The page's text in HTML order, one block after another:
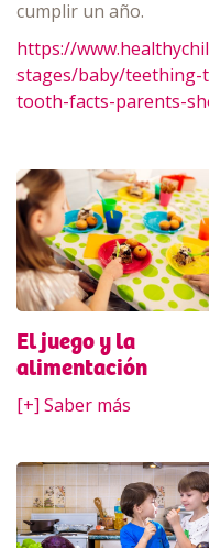
cumplir un año.
https://
stages/baby/
tooth-facts-parents-
El juego y la
alimentación
[+] Saber más